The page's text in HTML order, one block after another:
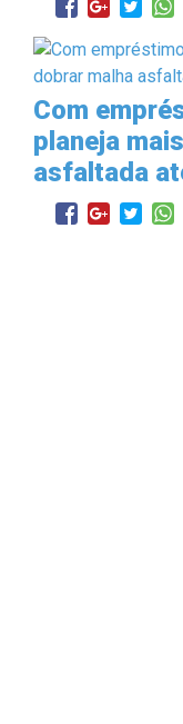
Com
planeja
asfaltada